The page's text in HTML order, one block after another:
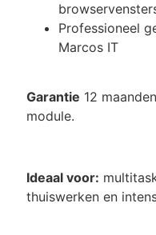
Professioneel
Marcos IT
Garantie 12
module.
Ideaal voor:
thuiswerken en